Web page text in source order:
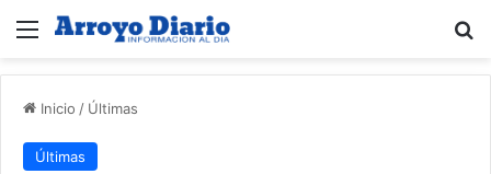
Menú
Inicio / Últimas
Últimas